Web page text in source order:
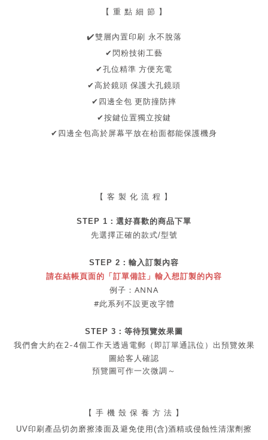
【 重 點 細 節 】
✔️雙層內置印刷 永不脫落
✔閃粉技術工藝
✔ 孔位精準 方便充電
✔高於鏡頭 保護大孔鏡頭
✔四邊全包 更防撞防摔
✔按鍵位置獨立按鍵
✔ 四邊全包高於屏幕平放在枱面都能保護機身
【 客 製 化 流 程 】
STEP 1： 選好喜歡的商品下單
先選擇正確的款式/型號
STEP 2： 輸入訂製內容
請在結帳頁面的「訂單備註」輸入想訂製的內容
例子：ANNA
#此系列不設更改字體
STEP 3：等待預覽效果圖
我們會大約在2-4個工作天透過電郵（即訂單通訊位）出預覽效果
圖給客人確認
預覽圖可作一次微調～
【 手 機 殼 保 養 方 法 】
UV印刷產品切勿磨擦漆面及 避免使用(含)酒精或侵蝕性清潔劑擦